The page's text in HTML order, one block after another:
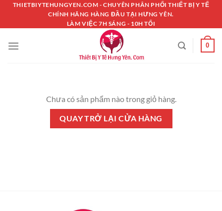
Chuyển
nội
dung
THIETBIYTEHUNGYEN.COM - CHUYÊN PHÂN PHỐI THIẾT BỊ Y TẾ
CHÍNH HÃNG HÀNG ĐẦU TẠI HƯNG YÊN.
LÀM VIỆC 7H SÁNG - 10H TỐI
0
Chưa có sản phẩm nào trong giỏ hàng.
QUAY TRỞ LẠI CỬA HÀNG